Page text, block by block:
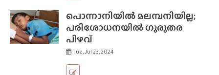
പൊന്നാനിയിൽ മലമ്പനിയില്ല;
പരിശോധനയിൽ ഗുരുതര
പിഴവ്
Tue, Jul 23, 2024